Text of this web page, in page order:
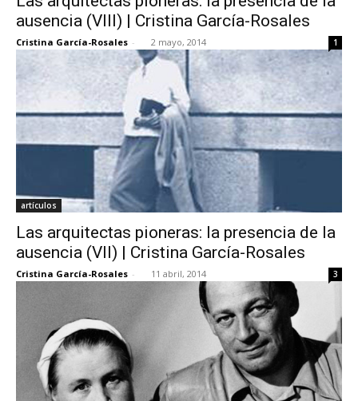
ausencia (VIII) | Cristina García-Rosales
Cristina García-Rosales - 2 mayo, 2014 1
artículos
Las arquitectas pioneras: la presencia de la
ausencia (VII) | Cristina García-Rosales
Cristina García-Rosales - 11 abril, 2014 3